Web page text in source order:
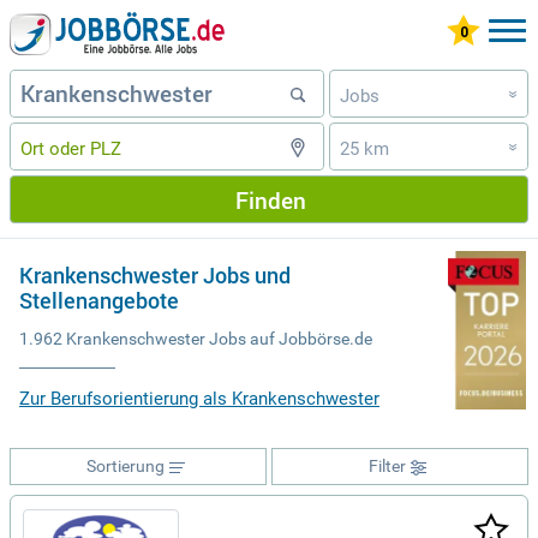
Jobs »
25 km »
Finden
Krankenschwester Jobs und
Stellenangebote
1.962 Krankenschwester Jobs auf Jobbörse.de
Zur Berufsorientierung als Krankenschwester
Filter
Sortierung